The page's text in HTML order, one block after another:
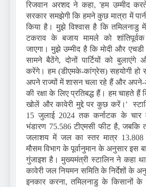
रिजवान अरशद ने कहा, 'हम उम्मीद
सरकार समझेगी कि हमने कुछ मात्रा में
किया है। मुझे विश्वास है कि तमिलनाडु में
टकराव के बजाय मामले को
जाएगा। मुझे उम्मीद है कि मोदी और
सामने बैठेंगे, दोनों पार्टियों को बुलाएंगे
करेंगे। हम (डीएमके-कांग्रेस) सहयोगी
अपने राज्यों में शासन चला रहे हैं और अपने-
की रक्षा के लिए प्रतिबद्ध हैं। हम चाहते
खोलें और कावेरी मुद्दे पर कुछ करें।'
15 जुलाई 2024 तक कर्नाटक के चार
भंडारण 75.586 टीएमसी फीट है, जबकि
जलाशय में जल का स्तर मात्र 13.808
मौसम विभाग के पूर्वानुमान के अनुसार इस
गुंजाइश है। मुख्यमंत्री स्टालिन ने कहा था
कावेरी जल नियमन समिति के निर्देशों के
इनकार करना, तमिलनाडु के किसानों